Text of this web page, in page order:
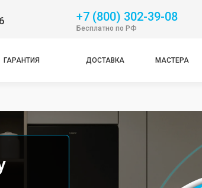
+7 (800) 302-39-08
Бесплатно по РФ
ГАРАНТИЯ ДОСТАВКА МАСТЕРА